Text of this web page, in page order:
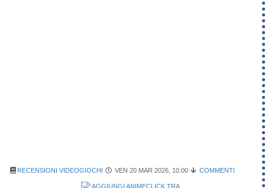
RECENSIONI VIDEOGIOCHI VEN 20 MAR 2026, 10:00 COMMENTI